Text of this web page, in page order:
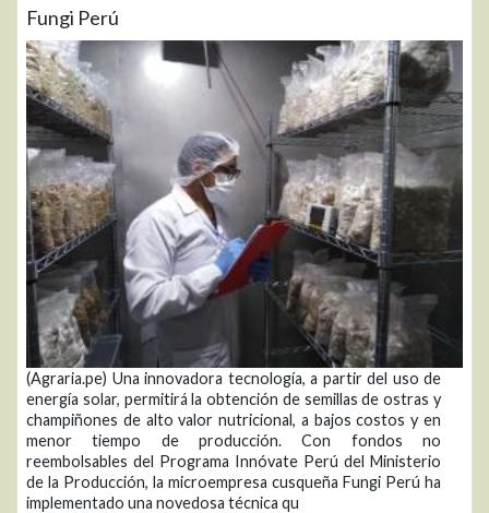
Fungi Perú
(Agraria.pe) Una innovadora tecnología, a partir del uso de
energía solar, permitirá la obtención de semillas de ostras y
champiñones de alto valor nutricional, a bajos costos y en
menor tiempo de producción. Con fondos no
reembolsables del Programa Innóvate Perú del Ministerio
de la Producción, la microempresa cusqueña Fungi Perú ha
implementado una novedosa técnica qu